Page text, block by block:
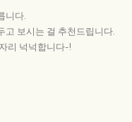
니다.
고 보시는 걸 추천드립니다.
리 넉넉합니다-!